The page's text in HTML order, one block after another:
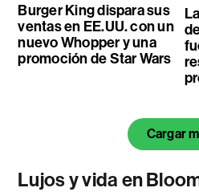
Burger King dispara sus
ventas en EE.UU. con un
nuevo Whopper y una
promoción de Star Wars
Cargar
Lujos y vida en